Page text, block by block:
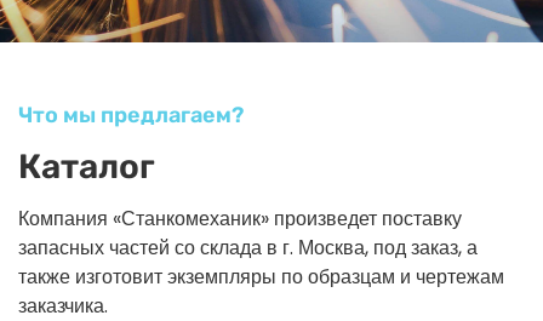
Что мы предлагаем?
Каталог
Компания «Станкомеханик» произведет поставку
запасных частей со склада в г. Москва, под заказ, а
также изготовит экземпляры по образцам и чертежам
заказчика.